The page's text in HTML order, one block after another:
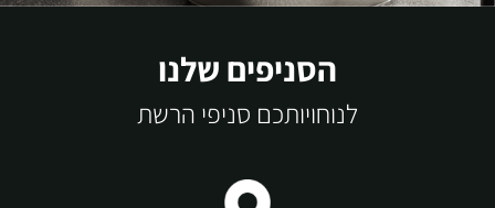
הסניפים שלנו
לנוחויותכם סניפי הרשת